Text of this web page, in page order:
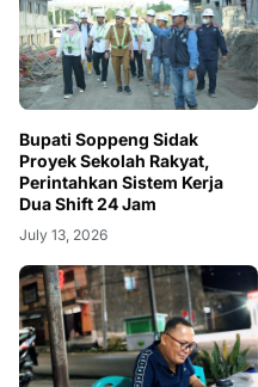
Bupati Soppeng Sidak
Proyek Sekolah Rakyat,
Perintahkan Sistem Kerja
Dua Shift 24 Jam
July 13, 2026